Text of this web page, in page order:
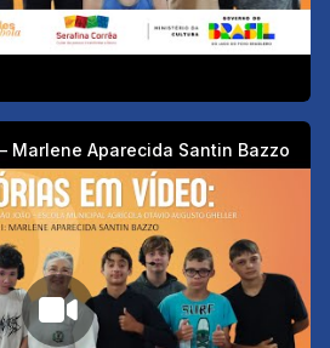
Marlene Aparecida Santin Bazzo